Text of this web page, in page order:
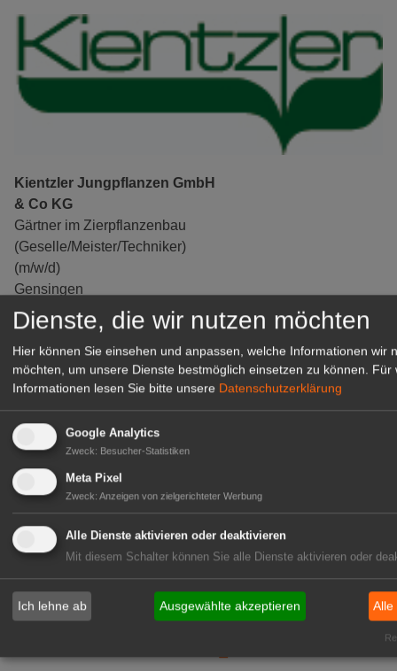
Kientzler Jungpflanzen GmbH
& Co KG
Gärtner im Zierpflanzenbau
(Geselle/Meister/Techniker)
(m/w/d)
Gensingen
zur Stellenanzeige
Gärtnerei Hanns
Mitarbeiter (m/w/d) für unsere
Logistikhalle
Herongen
Dienste, die wir nutzen möchten
Hier können Sie einsehen und anpassen, welche Informationen wir
möchten, um unsere Dienste bestmöglich einsetzen zu können.
Für
Informationen lesen Sie bitte unsere Datenschutzerklärung
Google Analytics
Zweck: Besucher-Statistiken
Meta Pixel
Zweck: Anzeigen von zielgerichteter Werbung
Alle Dienste aktivieren oder deaktivieren
Mit diesem Schalter können Sie alle Dienste aktivieren oder
Ich lehne ab Ausgewählte akzeptieren Alle